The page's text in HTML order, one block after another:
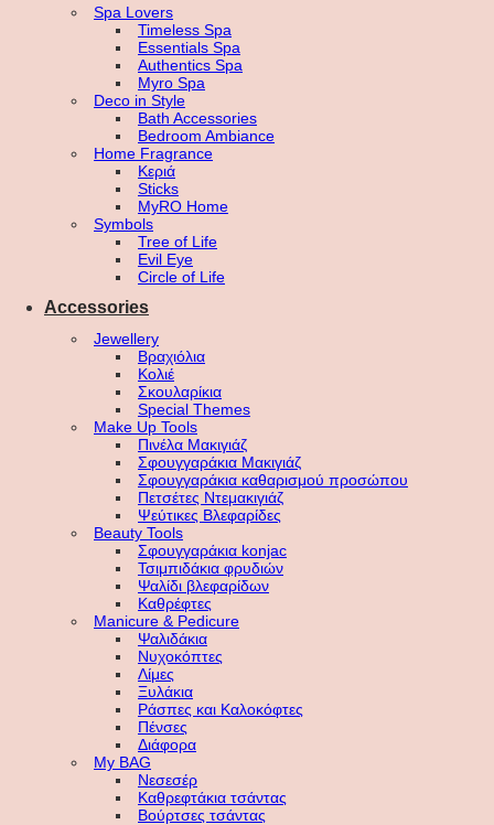
Spa Lovers
Timeless Spa
Essentials Spa
Authentics Spa
Myro Spa
Deco in Style
Bath Accessories
Bedroom Ambiance
Home Fragrance
Κεριά
Sticks
MyRO Home
Symbols
Tree of Life
Evil Eye
Circle of Life
Accessories
Jewellery
Βραχιόλια
Κολιέ
Σκουλαρίκια
Special Themes
Make Up Tools
Πινέλα Μακιγιάζ
Σφουγγαράκια Μακιγιάζ
Σφουγγαράκια καθαρισμού προσώπου
Πετσέτες Ντεμακιγιάζ
Ψεύτικες Βλεφαρίδες
Beauty Tools
Σφουγγαράκια konjac
Τσιμπιδάκια φρυδιών
Ψαλίδι βλεφαρίδων
Καθρέφτες
Manicure & Pedicure
Ψαλιδάκια
Νυχοκόπτες
Λίμες
Ξυλάκια
Ράσπες και Καλοκόφτες
Πένσες
Διάφορα
My BAG
Νεσεσέρ
Καθρεφτάκια τσάντας
Βούρτσες τσάντας